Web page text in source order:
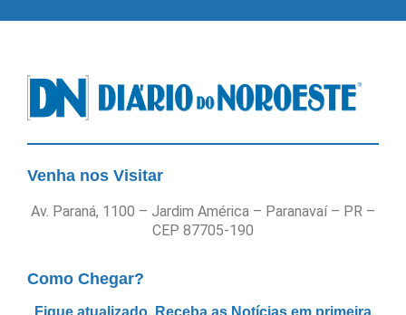
Venha nos Visitar
Av. Paraná, 1100 – Jardim América – Paranavaí – PR –
CEP 87705-190
Como Chegar?
Fique atualizado. Receba as Notícias em primeira